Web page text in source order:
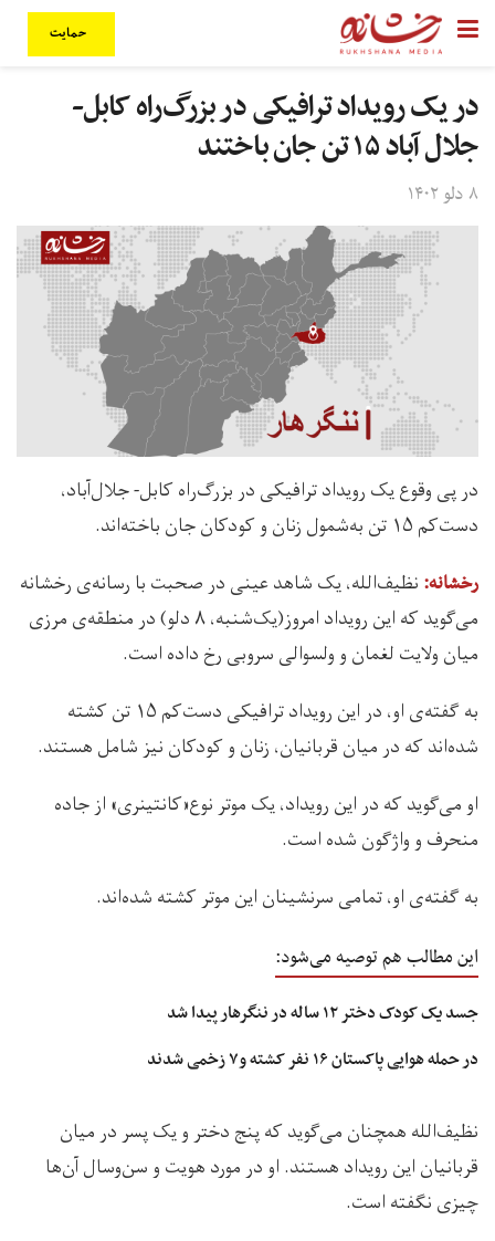
حمایت
در یک رویداد ترافیکی در بزرگ‌راه کابل-
جلال آباد ۱۵ تن جان باختند
۸ دلو ۱۴۰۲
در پی وقوع یک رویداد ترافیکی در بزرگ‌راه کابل- جلال‌آباد،
دست‌کم ۱۵ تن به‌شمول زنان و کودکان جان باخته‌اند.
رخشانه: نظیف‌الله، یک شاهد عینی در صحبت با رسانه‌ی رخشانه
می‌گوید که این رویداد امروز(یک‌شنبه، ۸ دلو) در منطقه‌ی مرزی
میان ولایت لغمان و ولسوالی سروبی رخ داده است.
به گفته‌ی او، در این رویداد ترافیکی دست‌کم ۱۵ تن کشته
شده‌اند که در میان قربانیان، زنان و کودکان نیز شامل هستند.
او می‌گوید که در این رویداد، یک موتر نوع«کانتینری» از جاده
منحرف و واژگون شده است.
به‌ گفته‌ی او، تمامی سرنشینان این موتر کشته شده‌اند.
این مطالب هم توصیه می‌شود:
جسد یک کودک دختر ۱۲ ساله در ننگرهار پیدا شد
در حمله هوایی پاکستان ۱۶ نفر کشته و۷ زخمی شدند
نظیف‌الله همچنان می‌گوید که پنج دختر و یک پسر در میان
قربانیان این رویداد هستند. او در مورد هویت و سن‌وسال آن‌ها
چیزی نگفته است.